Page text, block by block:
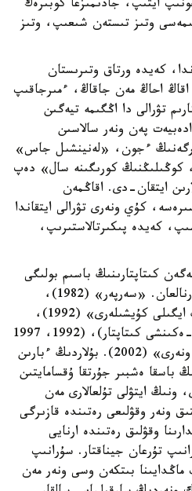
ايتىپ، جادىمىزعا كوبىرەك
وتىز تىستەن شىعىپ، وتىز
كەيدە ورتاق وتىرىستان
اقاڭ احاڭ مەن جاقاڭ، ءمىرجاقىپ
تۋرالى دا اڭگىمە تيەگىن
پەن ونەر سالاسىن
ءجون، «لەنينشىل جاس»
كوڭىلىڭنىڭ كورىگىنە سال» دەپ
ايتقان-دى. اقاڭمەن
كۇي ونەرى تۋرالى ايتقاندا
كەيدە پىكىرتالاستىرىپ،
كىتاپتارىنىڭ باسىم بولىگى
كۇي تاريحىنا، كۇي ونەرىنە ارنالعان. «سەرپەر» (1982)،
«اققىز» (1991)، «قازاقتىڭ ايگىلى كۇيشىلەرى» (1992)،
«كۇي-شەجىرە» (ءبىرىنشى-ەكىنشى كىتاپتار)، (1992، 1997
- جىلدار)، «قازاقتىڭ كۇي ونەرى» (2002). بۇلاردىڭ ءبارىن
باسقا ەشبىر جۇرتقا ۇقسامايتىن
ايتۋلى تۇلعالارى مەن
ونەر وقۋلىعى رەتىندە قازىرگى
وقۋلىق رەتىندە ارنايى
تۇرعان جيناقتار. سۇرانىپ
ماڭدايىنا بىتكەن وسى ونەر مەن